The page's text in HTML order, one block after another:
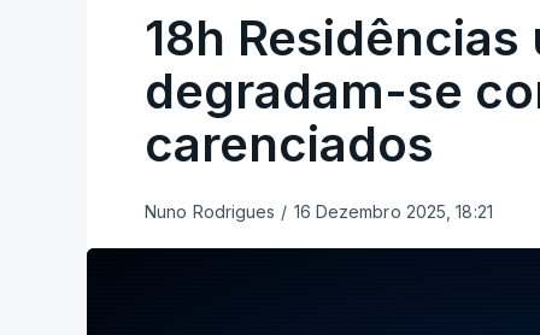
18h
degradam-se
carenciados
Nuno Rodrigues / 16 Dezembro 2025, 18:21